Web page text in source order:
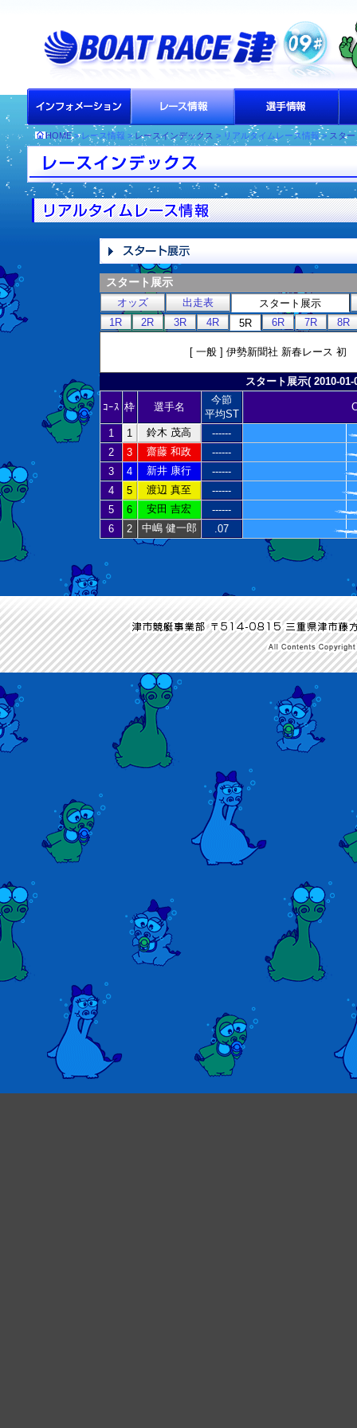
HOME> レース情報 >レースインデックス > リアルタイムレース情報 > スタ
スタート展示
オッズ 出走表
スタート展示
1R
2R 3R 4R 5R 6R 7R 8R
[ 一般 ] 伊勢新聞社 新春レース
スタート展示( 2010-01-
ｺｰｽ 枠 選手名
今節
平均ST
1 1 鈴木 茂高
------
2
3 齋藤 和政
------
3
4 新井 康行
------
4
5 渡辺 真至
------
5
6 安田 吉宏
------
6
2 中嶋 健一郎 .07